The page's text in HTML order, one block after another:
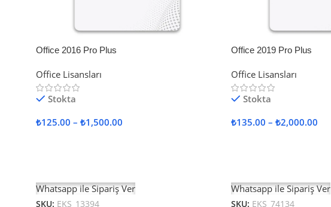
Office 2016 Pro Plus
Office Lisansları
Stokta
₺125.00 – ₺1,500.00
Whatsapp ile Sipariş Ver
SKU: EKS_13394
Office 2019 Pro Plus
Office Lisansları
Stokta
₺135.00 – ₺2,000.00
Whatsapp ile Sipariş Ver
SKU: EKS_74134